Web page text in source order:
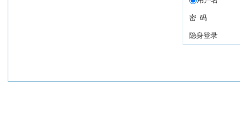
密 码
隐身登录